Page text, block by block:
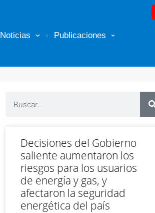
Noticias Publicaciones
Decisiones del Gobierno
saliente aumentaron los
riesgos para los usuarios
de energía y gas, y
afectaron la seguridad
energética del país